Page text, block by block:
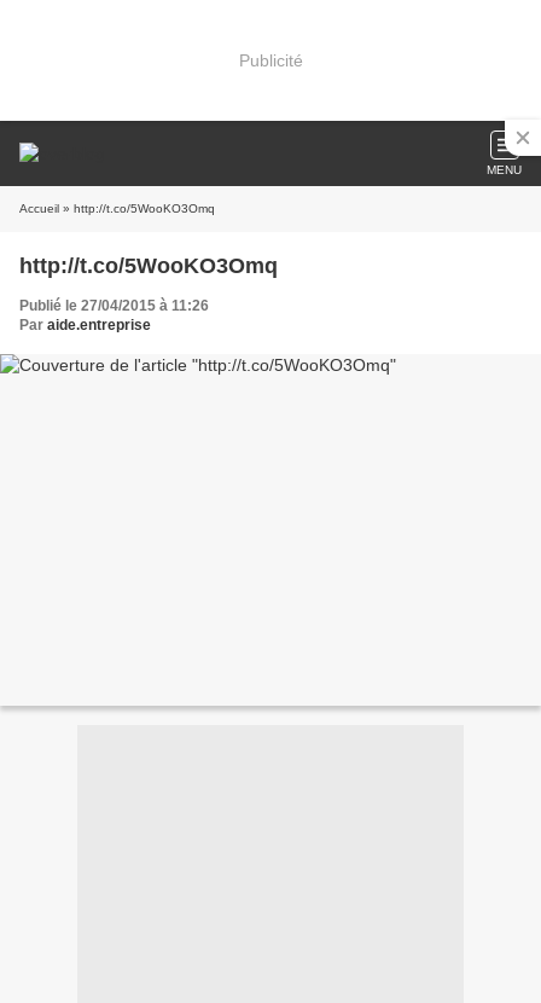
Publicité
MENU
Accueil » http://t.co/5WooKO3Omq
http://t.co/5WooKO3Omq
Publié le 27/04/2015 à 11:26
Par aide.entreprise